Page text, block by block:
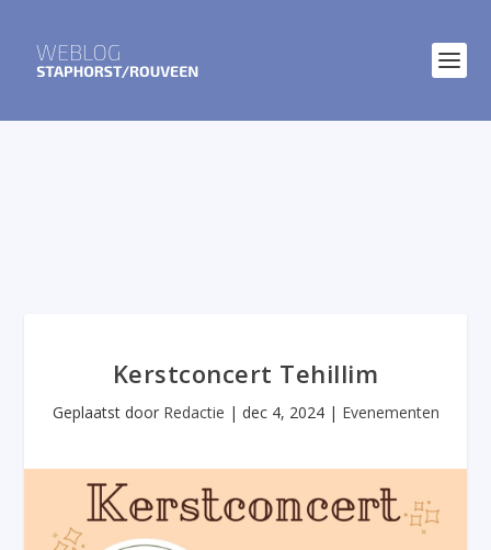
Kerstconcert Tehillim
Geplaatst door Redactie | dec 4, 2024| Evenementen